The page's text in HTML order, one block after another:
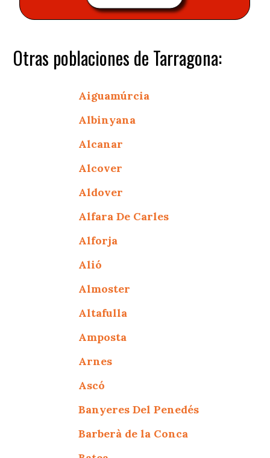
Otras poblaciones de Tarragona:
Aiguamúrcia
Albinyana
Alcanar
Alcover
Aldover
Alfara De Carles
Alforja
Alió
Almoster
Altafulla
Amposta
Arnes
Ascó
Banyeres Del Penedés
Barberà de la Conca